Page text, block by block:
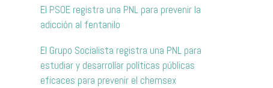
El PSOE registra una PNL para prevenir la
adicción al fentanilo
El Grupo Socialista registra una PNL para
estudiar y desarrollar políticas públicas
eficaces para prevenir el chemsex